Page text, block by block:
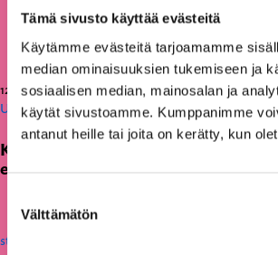
Tämä sivusto käyttää evästeitä
Käytämme evästeitä tarjoamamme
median ominaisuuksien tukemiseen ja
sosiaalisen median, mainosalan ja
käytät sivustoamme. Kumppanimme
antanut heille tai joita on kerätty, kun
valinta
Välttämätön
12.06.2026
Uutiset
KAKS teki apurahapäätökset vuoden
ensimmäisestä hausta